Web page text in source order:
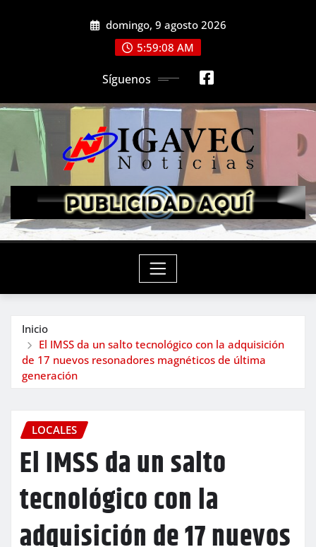
domingo, 9 agosto 2026
5:59:10 AM
Síguenos
Inicio
El IMSS da un salto tecnológico con la adquisición
de 17 nuevos resonadores magnéticos de última
generación
LOCALES
El IMSS da un salto
tecnológico con la
adquisición de 17 nuevos